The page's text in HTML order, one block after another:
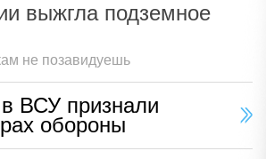
выжгла подземное
не позавидуешь
ВСУ признали
обороны